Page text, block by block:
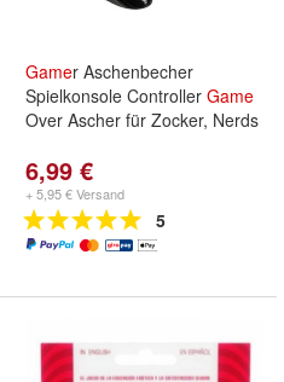
Gamer Aschenbecher
Spielkonsole Controller Game
Over Ascher für Zocker, Nerds
6,99 €
+ 5,95 € Versand
5